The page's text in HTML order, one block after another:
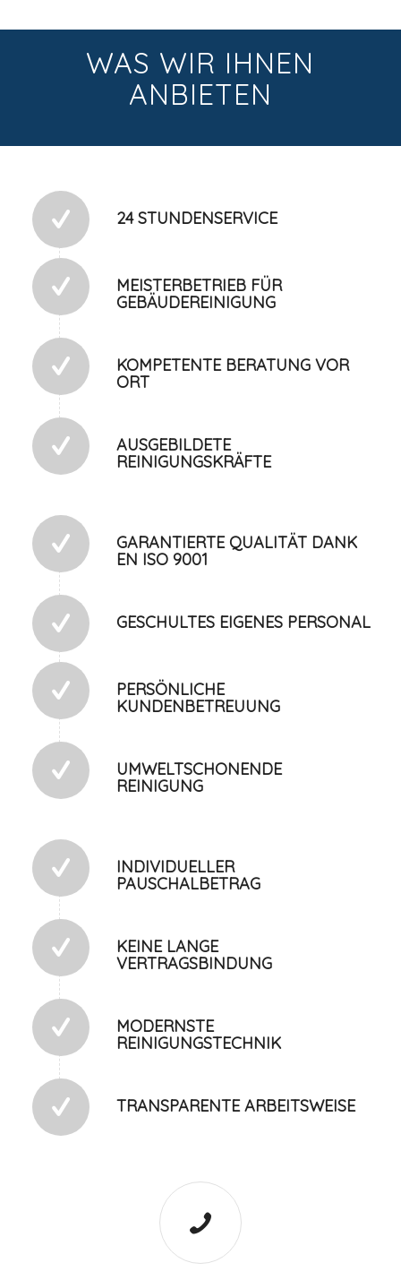
WAS WIR IHNEN
ANBIETEN
24 STUNDENSERVICE
MEISTERBETRIEB FÜR
GEBÄUDEREINIGUNG
KOMPETENTE BERATUNG VOR
ORT
AUSGEBILDETE
REINIGUNGSKRÄFTE
GARANTIERTE QUALITÄT DANK
EN ISO 9001
GESCHULTES EIGENES PERSONAL
PERSÖNLICHE
KUNDENBETREUUNG
UMWELTSCHONENDE
REINIGUNG
INDIVIDUELLER
PAUSCHALBETRAG
KEINE LANGE
VERTRAGSBINDUNG
MODERNSTE
REINIGUNGSTECHNIK
TRANSPARENTE ARBEITSWEISE